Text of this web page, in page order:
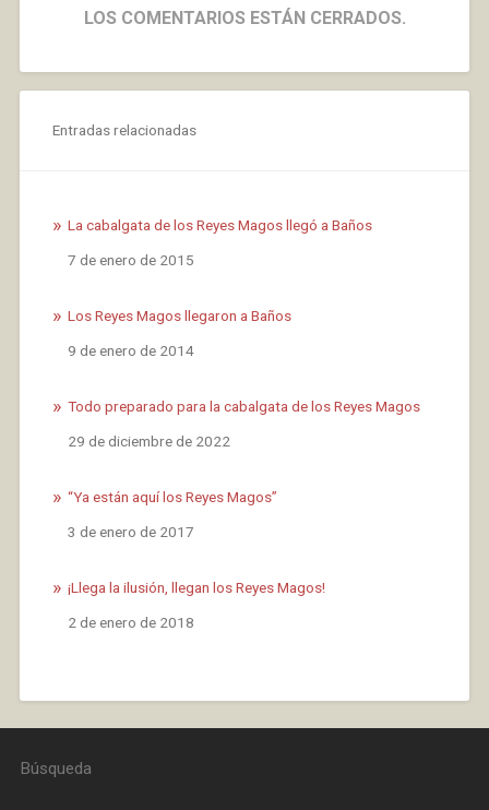
LOS COMENTARIOS ESTÁN CERRADOS.
Entradas relacionadas
La cabalgata de los Reyes Magos llegó a Baños
Fecha
7 de enero de 2015
Los Reyes Magos llegaron a Baños
Fecha
9 de enero de 2014
Todo preparado para la cabalgata de los Reyes Magos
Fecha
29 de diciembre de 2022
“Ya están aquí los Reyes Magos”
Fecha
3 de enero de 2017
¡Llega la ilusión, llegan los Reyes Magos!
Fecha
2 de enero de 2018
Búsqueda